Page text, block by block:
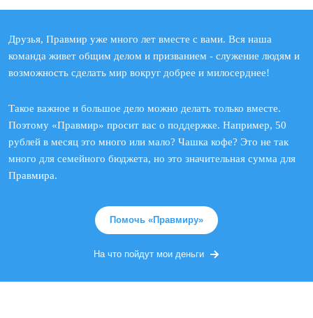
Друзья, Правмир уже много лет вместе с вами. Вся наша
команда живет общим делом и призванием - служение людям и
возможность сделать мир вокруг добрее и милосерднее!
Такое важное и большое дело можно делать только вместе.
Поэтому «Правмир» просит вас о поддержке. Например, 50
рублей в месяц это много или мало? Чашка кофе? Это не так
много для семейного бюджета, но это значительная сумма для
Правмира.
Помочь «Правмиру»
На что пойдут мои деньги